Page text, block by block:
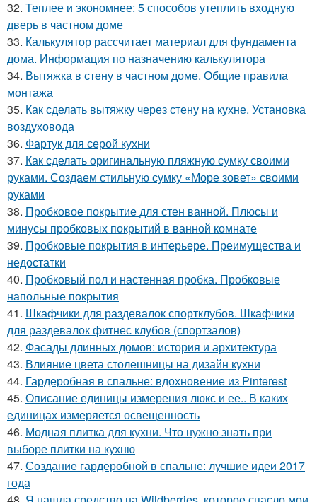
32. Теплее и экономнее: 5 способов утеплить входную
дверь в частном доме
33. Калькулятор рассчитает материал для фундамента
дома. Информация по назначению калькулятора
34. Вытяжка в стену в частном доме. Общие правила
монтажа
35. Как сделать вытяжку через стену на кухне. Установка
воздуховода
36. Фартук для серой кухни
37. Как сделать оригинальную пляжную сумку своими
руками. Создаем стильную сумку «Море зовет» своими
руками
38. Пробковое покрытие для стен ванной. Плюсы и
минусы пробковых покрытий в ванной комнате
39. Пробковые покрытия в интерьере. Преимущества и
недостатки
40. Пробковый пол и настенная пробка. Пробковые
напольные покрытия
41. Шкафчики для раздевалок спортклубов. Шкафчики
для раздевалок фитнес клубов (спортзалов)
42. Фасады длинных домов: история и архитектура
43. Влияние цвета столешницы на дизайн кухни
44. Гардеробная в спальне: вдохновение из Pinterest
45. Описание единицы измерения люкс и ее.. В каких
единицах измеряется освещенность
46. Модная плитка для кухни. Что нужно знать при
выборе плитки на кухню
47. Создание гардеробной в спальне: лучшие идеи 2017
года